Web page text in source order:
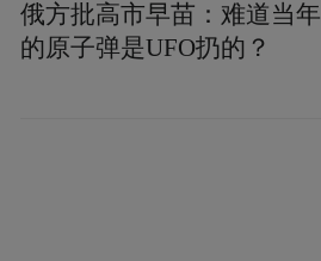
俄方批高市早苗：难道当年
的原子弹是UFO扔的？